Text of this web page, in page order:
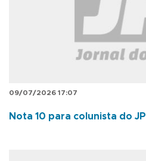
09/07/2026 17:07
Nota 10 para colunista do JP